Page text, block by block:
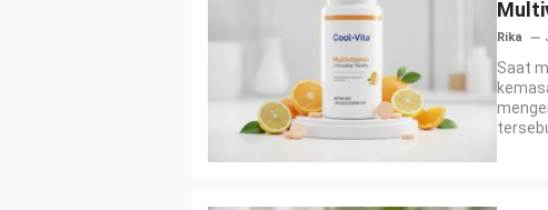
Rika
Saat